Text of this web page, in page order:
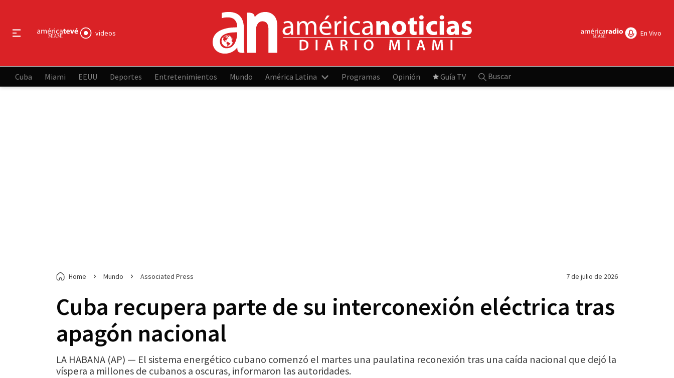
videos En Vivo
Cuba Miami EEUU Deportes Entretenimientos Mundo América Latina Programas Opinión Guía TV Buscar
Home Mundo Associated Press 7 de julio de 2026
Cuba recupera parte de su interconexión eléctrica tras
apagón nacional
LA HABANA (AP) — El sistema energético cubano comenzó el martes una paulatina reconexión tras una caída nacional que dejó la
víspera a millones de cubanos a oscuras, informaron las autoridades.